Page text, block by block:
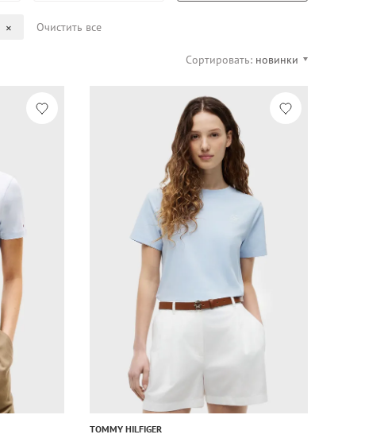
Очистить все
Сортировать: новинки
TOMMY HILFIGER